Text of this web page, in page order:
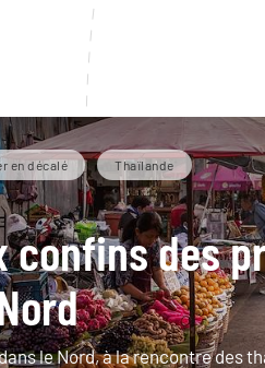
en décalé Thaïlande
confins des
le Nord, à la rencontre des